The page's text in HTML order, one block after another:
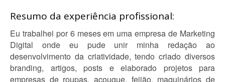
Resumo da experiência profissional:
Eu trabalhei por 6 meses em uma empresa de Marketing
Digital onde eu pude unir minha redação ao
desenvolvimento da criatividade, tendo criado diversos
branding, artigos, posts e elaborado projetos para
empresas de roupas, açougue, feijão, maquinários de